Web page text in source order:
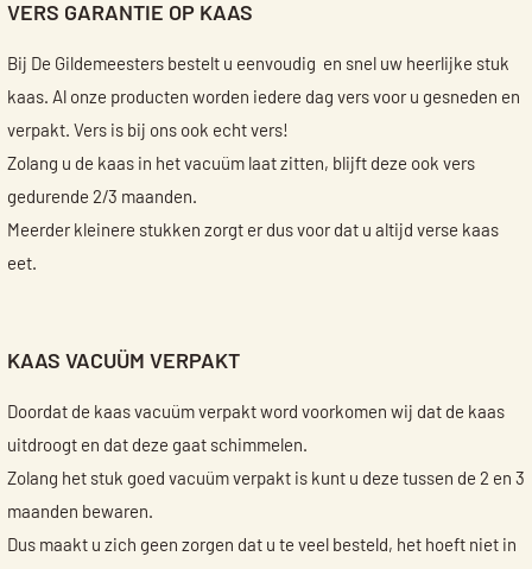
VERS GARANTIE OP KAAS
Bij De Gildemeesters bestelt u eenvoudig en snel uw heerlijke stuk
kaas. Al onze producten worden iedere dag vers voor u gesneden en
verpakt. Vers is bij ons ook echt vers!
Zolang u de kaas in het vacuüm laat zitten, blijft deze ook vers
gedurende 2/3 maanden.
Meerder kleinere stukken zorgt er dus voor dat u altijd verse kaas
eet.
KAAS VACUÜM VERPAKT
Doordat de kaas vacuüm verpakt word voorkomen wij dat de kaas
uitdroogt en dat deze gaat schimmelen.
Zolang het stuk goed vacuüm verpakt is kunt u deze tussen de 2 en 3
maanden bewaren.
Dus maakt u zich geen zorgen dat u te veel besteld, het hoeft niet in